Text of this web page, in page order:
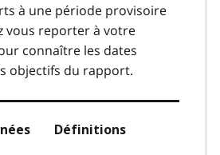
à une période provisoire
vous reporter à votre
connaître les dates
objectifs du rapport.
Définitions